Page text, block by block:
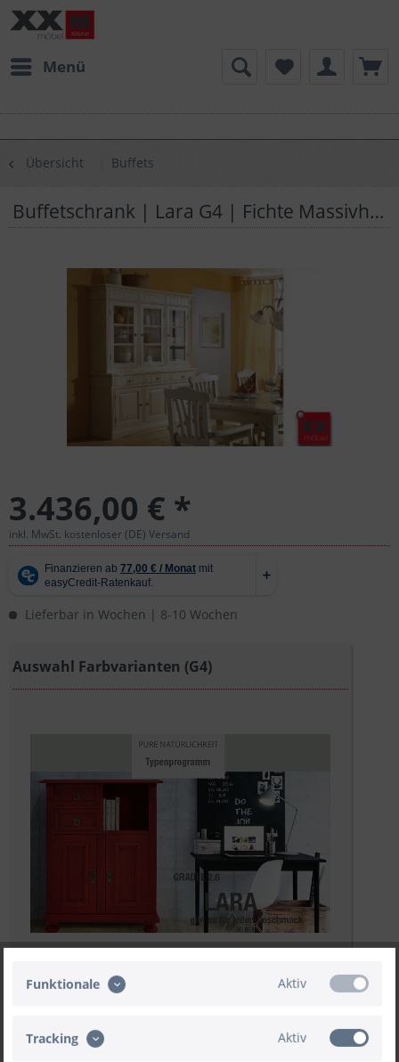
Menü
Übersicht Buffets
Buffetschrank | Lara G4 | Fichte Massivholz | T32
3.436,00 € *
inkl. MwSt. kostenloser (DE) Versand
Lieferbar in Wochen | 8-10 Wochen
Auswahl Farbvarianten (G4)
Funktionale Aktiv
Tracking Aktiv